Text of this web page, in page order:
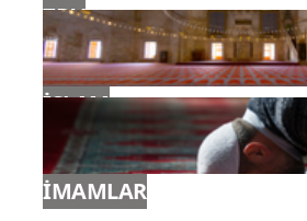
TDV
İSLAM
İMAMLAR